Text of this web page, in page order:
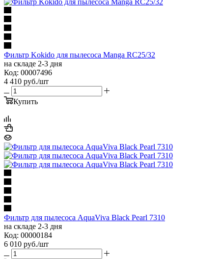
Фильтр Kokido для пылесоса Manga RC25/32
на складе 2-3 дня
Код: 00007496
4 410 руб./шт
Купить
Фильтр для пылесоса AquaViva Black Pearl 7310
на складе 2-3 дня
Код: 00000184
6 010 руб./шт